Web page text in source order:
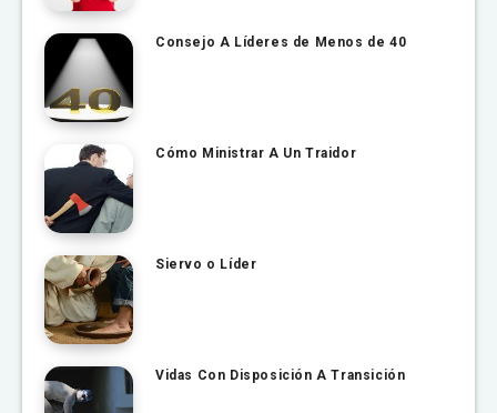
Consejo A Líderes de Menos de 40
Cómo Ministrar A Un Traidor
Siervo o Líder
Vidas Con Disposición A Transición